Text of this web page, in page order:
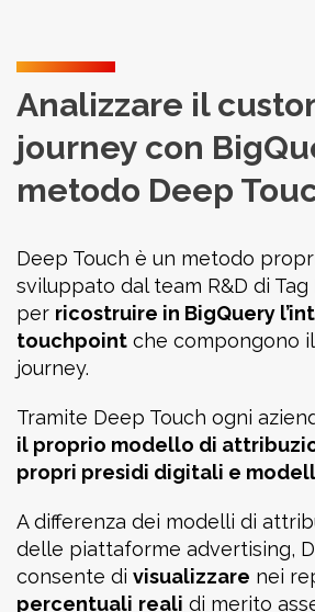
Analizzare il
journey con
metodo Deep
Deep Touch è un metodo
sviluppato dal team R&D di
per ricostruire in BigQuery
touchpoint che compongono
journey.
Tramite Deep Touch ogni
il proprio modello di
propri presidi digitali e
A differenza dei modelli di
delle piattaforme advertising,
consente di visualizzare nei
percentuali reali di merito